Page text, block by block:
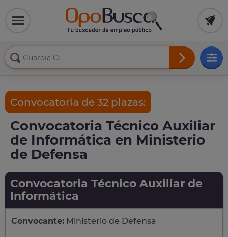
Convocatoria de 32 plazas:
Convocatoria Técnico Auxiliar
de Informática en Ministerio
de Defensa
Convocatoria Técnico Auxiliar de
Informática
Convocante: Ministerio de Defensa